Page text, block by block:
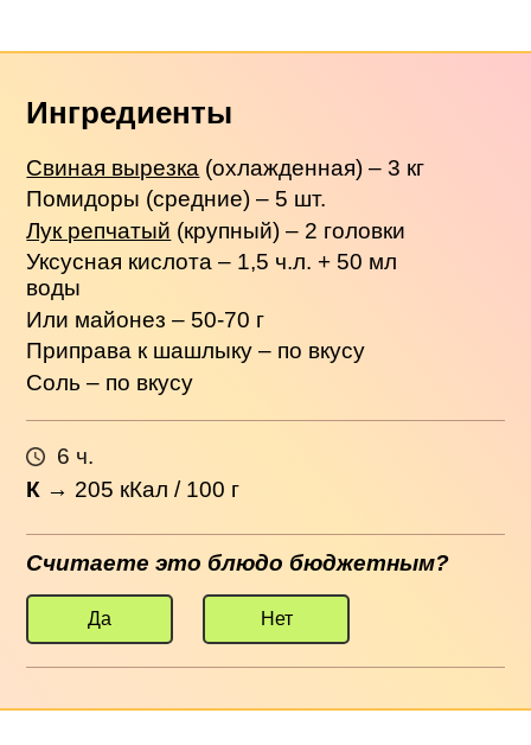
Ингредиенты
Свиная вырезка (охлажденная) – 3 кг
Помидоры (средние) – 5 шт.
Лук репчатый (крупный) – 2 головки
Уксусная кислота – 1,5 ч.л. + 50 мл
воды
Или майонез – 50-70 г
Приправа к шашлыку – по вкусу
Соль – по вкусу
6 ч.
К → 205 кКал / 100 г
Считаете это блюдо бюджетным?
Да Нет